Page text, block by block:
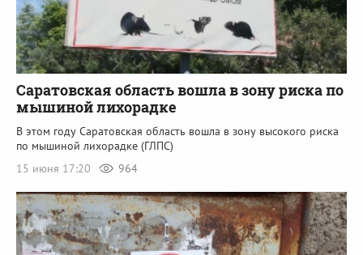
Саратовская область вошла в зону риска по
мышиной лихорадке
В этом году Саратовская область вошла в зону высокого риска
по мышиной лихорадке (ГЛПС)
15 июня 17:20
964